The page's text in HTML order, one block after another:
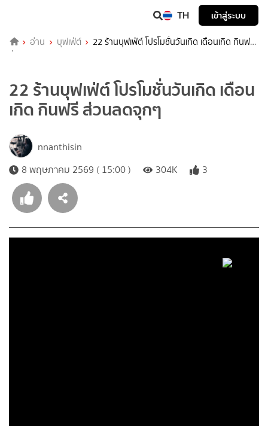
TH เข้าสู่ระบบ
อ่าน บุฟเฟ่ต์
22 ร้านบุฟเฟ่ต์ โปรโมชั่นวันเกิด เดือนเกิด กินฟรี
ส่วนลดจุกๆ
22 ร้านบุฟเฟ่ต์ โปรโมชั่นวันเกิด เดือน
เกิด กินฟรี ส่วนลดจุกๆ
nnanthisin
8 พฤษภาคม 2569 ( 15:00 )
304K 3